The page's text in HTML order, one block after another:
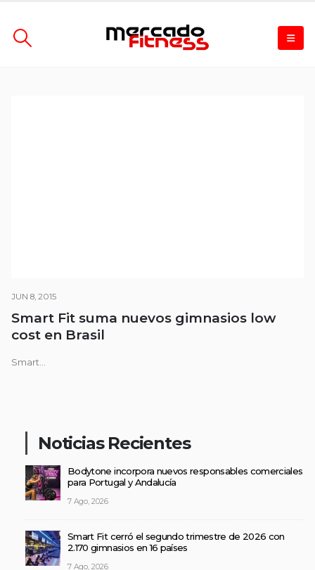
JUN 8, 2015
Smart Fit suma nuevos gimnasios low
cost en Brasil
Smart...
Noticias Recientes
Bodytone incorpora nuevos responsables comerciales
para Portugal y Andalucía
7 Ago, 2026
Smart Fit cerró el segundo trimestre de 2026 con
2.170 gimnasios en 16 países
7 Ago, 2026